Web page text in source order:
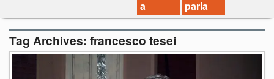
Chi siamo
Contatti
a
parla
Tag Archives: francesco tesei